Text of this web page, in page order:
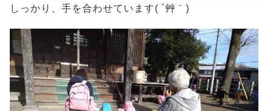
しっかり、手を合わせています( ´艸｀)